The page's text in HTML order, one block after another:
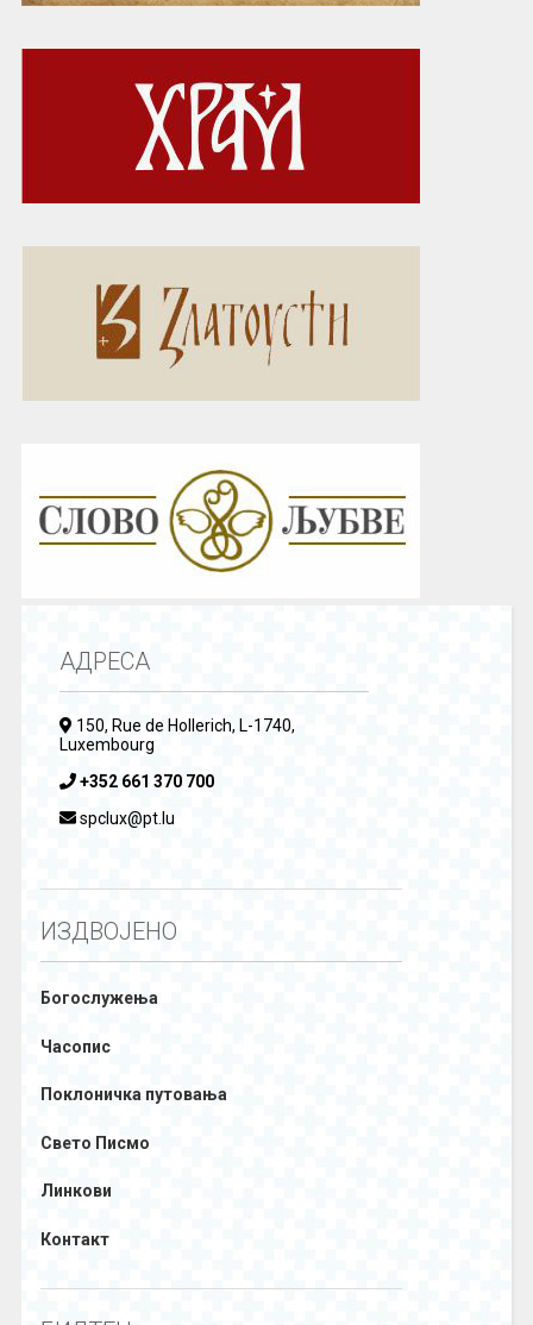
АДРЕСА
150, Rue de Hollerich, L-1740,
Luxembourg
+352 661 370 700
spclux@pt.lu
ИЗДВОЈЕНО
Богослужења
Часопис
Поклоничка путовања
Свето Писмо
Линкови
Контакт